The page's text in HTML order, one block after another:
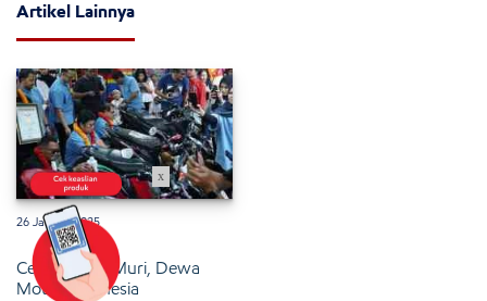
Artikel Lainnya
26 Januari 2025
Cetak Rekor Muri, Dewa
Motor Indonesia
x